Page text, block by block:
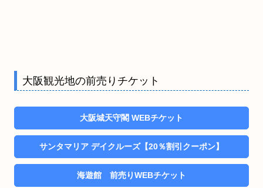
大阪観光地の前売りチケット
大阪城天守閣 WEBチケット
サンタマリア デイクルーズ【20％割引クーポン】
海遊館 前売りWEBチケット